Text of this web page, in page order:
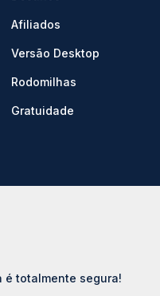
Afiliados
Versão Desktop
Rodomilhas
Gratuidade
é totalmente segura!